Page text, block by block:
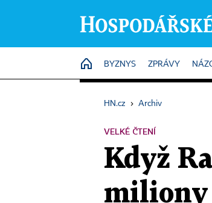
HOME
BYZNYS ZPRÁVY
HN.cz › Archiv
VELKÉ ČTENÍ
Když
miliony